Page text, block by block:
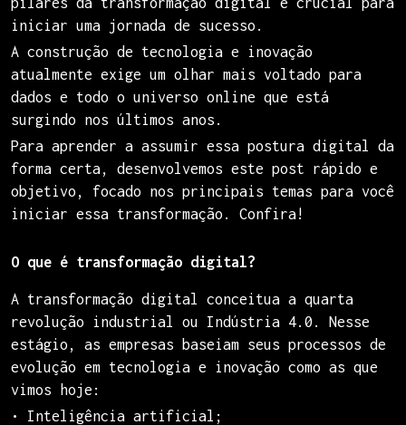
iniciar uma jornada de sucesso.
A construção de tecnologia e inovação
atualmente exige um olhar mais voltado para
dados e todo o universo online que está
surgindo nos últimos anos.
Para aprender a assumir essa postura digital da
forma certa, desenvolvemos este post rápido e
objetivo, focado nos principais temas para você
iniciar essa transformação. Confira!
O que é transformação digital?
A transformação digital conceitua a quarta
revolução industrial ou Indústria 4.0. Nesse
estágio, as empresas baseiam seus processos de
evolução em tecnologia e inovação como as que
vimos hoje:
• Inteligência artificial;